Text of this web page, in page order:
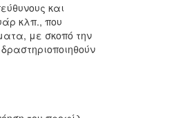
και
κλπ., που
με σκοπό την